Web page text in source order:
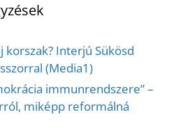
Interjú Sükösd
(Media1)
immunrendszere” –
miképp reformálná